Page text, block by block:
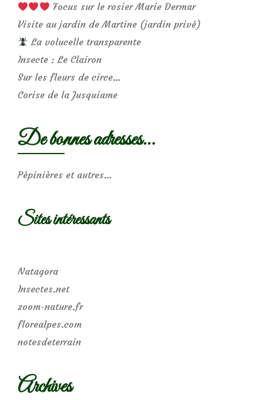
Focus sur le rosier Marie Dermar
Visite au jardin de Martine (jardin privé)
La volucelle transparente
Insecte : Le Clairon
Sur les fleurs de circe…
Corise de la Jusquiame
De bonnes adresses…
Pépinières et autres…
Sites intéressants
Natagora
Insectes.net
zoom-nature.fr
florealpes.com
notesdeterrain
Archives